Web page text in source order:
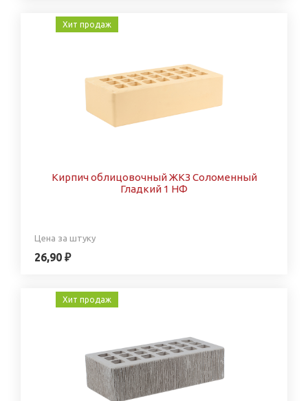
Хит продаж
Кирпич облицовочный ЖКЗ Соломенный
Гладкий 1 НФ
Цена за штуку
26,90 ₽
Хит продаж